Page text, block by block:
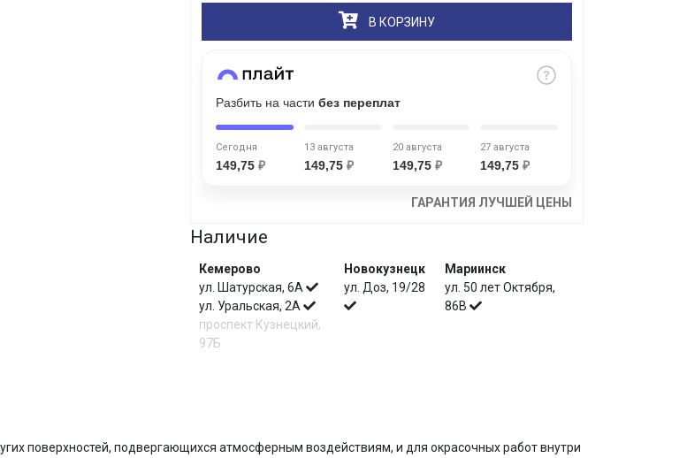
В КОРЗИНУ
Разбить на части без переплат
Сегодня
149,75 ₽
13 августа
149,75 ₽
20 августа
149,75 ₽
27 августа
149,75₽
ГАРАНТИЯ ЛУЧШЕЙ ЦЕНЫ
Наличие
Кемерово
ул. Шатурская, 6А
ул. Уральская, 2А
проспект Кузнецкий,
97Б
Новокузнецк
ул. Доз, 19/28
Мариинск
ул. 50 лет Октября,
86В
поверхностей, подвергающихся атмосферным воздействиям, и для окрасочных работ внутри